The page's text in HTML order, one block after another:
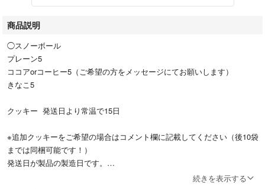
商品説明
◯スノーボール
プレーン5
ココアorコーヒー5（ご希望の方をメッセージにてお願いします）
きなこ5
クッキー 発送日より常温で15日
※追加クッキーをご希望の場合はコメント欄に記載してください（後10袋
までは同梱可能です！）
発送日が製品の製造日です。
続きを表示する